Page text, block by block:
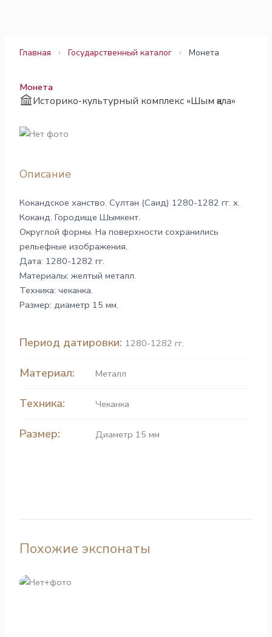
Главная › Государственный каталог › Монета
Монета
Историко-культурный комплекс «Шым қала»
Описание
Кокандское ханство. Султан (Саид) 1280-1282 гг. х.
Коканд. Городище Шымкент.
Округлой формы. На поверхности сохранились
рельефные изображения.
Дата: 1280-1282 гг.
Материалы: желтый металл.
Техника: чеканка.
Размер: диаметр 15 мм.
Период датировки: 1280-1282 гг.
Материал: Металл
Техника: Чеканка
Размер: Диаметр 15 мм
Похожие экспонаты